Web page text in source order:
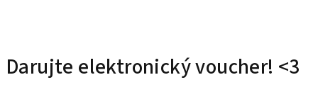
Darujte elektronický voucher! <3